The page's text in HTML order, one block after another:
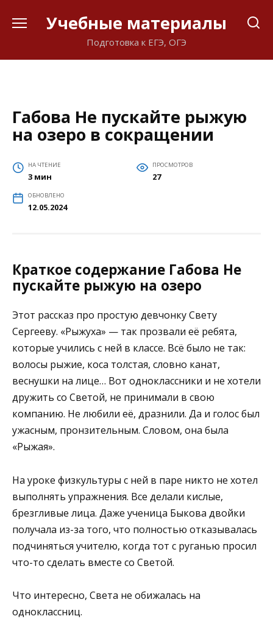
Учебные материалы
Подготовка к ЕГЭ, ОГЭ
Габова Не пускайте рыжую
на озеро в сокращении
НА ЧТЕНИЕ
3 мин
ПРОСМОТРОВ
27
ОБНОВЛЕНО
12.05.2024
Краткое содержание Габова Не
пускайте рыжую на озеро
Этот рассказ про простую девчонку Свету
Сергееву. «Рыжуха» — так прозвали её ребята,
которые учились с ней в классе. Всё было не так:
волосы рыжие, коса толстая, словно канат,
веснушки на лице… Вот одноклассники и не хотели
дружить со Светой, не принимали в свою
компанию. Не любили её, дразнили. Да и голос был
ужасным, пронзительным. Словом, она была
«Рыжая».
На уроке физкультуры с ней в паре никто не хотел
выполнять упражнения. Все делали кислые,
брезгливые лица. Даже ученица Быкова двойки
получала из-за того, что полностью отказывалась
подчиняться учителю, когда тот с руганью просил
что-то сделать вместе со Светой.
Что интересно, Света не обижалась на
одноклассниц.